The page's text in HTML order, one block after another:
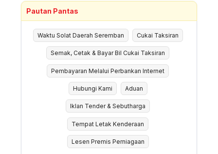
Pautan Pantas
Waktu Solat Daerah Seremban Cukai Taksiran
Semak, Cetak & Bayar Bil Cukai Taksiran
Pembayaran Melalui Perbankan Internet
Hubungi Kami Aduan
Iklan Tender & Sebutharga
Tempat Letak Kenderaan
Lesen Premis Perniagaan